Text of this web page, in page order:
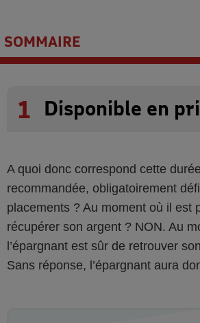
SOMMAIRE
1 Disponible en
A quoi donc correspond cette
recommandée, obligatoirement
placements ? Au moment où il est
récupérer son argent ? NON. Au
l’épargnant est sûr de retrouver
Sans réponse, l’épargnant aura